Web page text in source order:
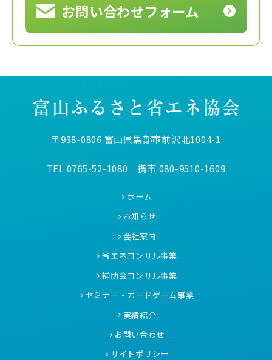
お問い合わせフォーム
〒938-0806 富山県黒部市前沢北1004-1
TEL 0765-52-1080 携帯 080-9510-1609
ホーム
お知らせ
会社案内
省エネコンサル事業
補助金コンサル事業
セミナー・カードゲーム事業
実績紹介
お問い合わせ
サイトポリシー